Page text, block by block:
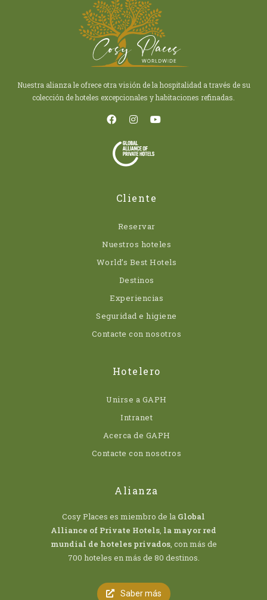
Nuestra alianza le ofrece otra visión de la hospitalidad a través de su
colección de hoteles excepcionales y habitaciones refinadas.
Cliente
Reservar
Nuestros hoteles
World’s Best Hotels
Destinos
Experiencias
Seguridad e higiene
Contacte con nosotros
Hotelero
Unirse a GAPH
Intranet
Acerca de GAPH
Contacte con nosotros
Alianza
Cosy Places es miembro de la Global
Alliance of Private Hotels, la mayor red
mundial de hoteles privados, con más de
700 hoteles en más de 80 destinos.
Saber más